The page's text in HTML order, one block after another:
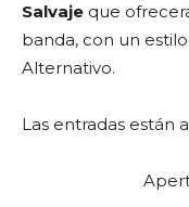
Salvaje que
banda, con un
Alternativo.
Las entradas están